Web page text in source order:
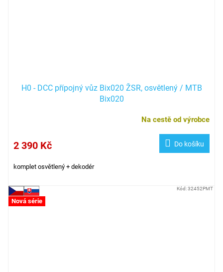
H0 - DCC přípojný vůz Bix020 ŽSR, osvětlený / MTB
Bix020
Na cestě od výrobce
2 390 Kč Do košíku
komplet osvětlený + dekodér
Nová série
Kód:32452PMT